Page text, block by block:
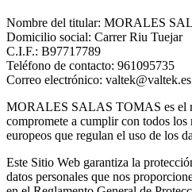
Nombre del titular: MORALES
Domicilio social: Carrer Riu Tuejar
C.I.F.: B97717789
Teléfono de contacto: 961095735
Correo electrónico: valtek@valtek.es
MORALES SALAS TOMAS es el
compromete a cumplir con todos los
europeos que regulan el uso de los
Este Sitio Web garantiza la
datos personales que nos